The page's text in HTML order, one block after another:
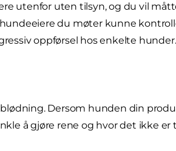
utenfor uten tilsyn, og du vil
du møter kunne
oppførsel hos enkelte hunder.
Dersom hunden din
å gjøre rene og hvor det ikke er